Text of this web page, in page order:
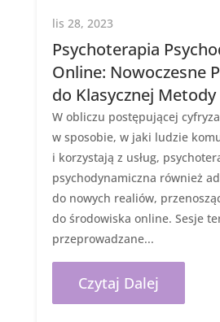
Psychoterapia
Online: Nowoczesne
do Klasycznej Metody
lis 28, 2023
W obliczu postępującej
w sposobie, w jaki ludzie
i korzystają z usług,
psychodynamiczna również
do nowych realiów,
do środowiska online. Sesje
przeprowadzane...
Czytaj Dalej